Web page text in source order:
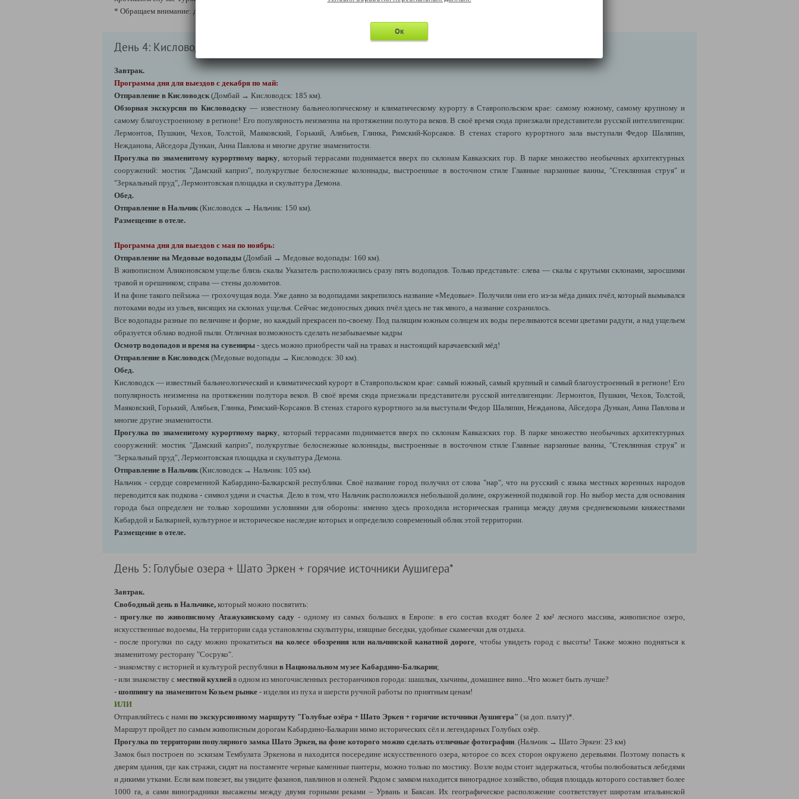
* Обращаем внимание: данная дополнительная экскурсия состоится при наборе группы от 10 человек.
День 4: Кисловодск
Завтрак.
Программа дня для выездов с декабря по май:
Отправление в Кисловодск(Домбай → Кисловодск: 185 км).
Обзорная экскурсия по Кисловодску — известному бальнеологическому и климатическому курорту в Ставропольском крае: самому южному, самому крупному и
самому благоустроенному в регионе! Его популярность неизменна на протяжении полутора веков. В своё время сюда приезжали представители русской интеллигенции:
Лермонтов, Пушкин, Чехов, Толстой, Маяковский, Горький, Алябьев, Глинка, Римский-Корсаков. В стенах старого курортного зала выступали Федор Шаляпин,
Нежданова, Айседора Дункан, Анна Павлова и многие другие знаменитости.
Прогулка по знаменитому курортному парку, который террасами поднимается вверх по склонам Кавказских гор. В парке множество необычных архитектурных
сооружений: мостик "Дамский каприз", полукруглые белоснежные колоннады, выстроенные в восточном стиле Главные нарзанные ванны, "Стеклянная струя" и
"Зеркальный пруд", Лермонтовская площадка и скульптура Демона.
Обед.
Отправление в Нальчик(Кисловодск → Нальчик: 150 км).
Размещение в отеле.
Программа дня для выездов с мая по ноябрь:
Отправление на Медовые водопады (Домбай → Медовые водопады: 160 км).
В живописном Аликоновском ущелье близь скалы Указатель расположились сразу пять водопадов. Только представьте: слева — скалы с крутыми склонами, заросшими
травой и орешником; справа — стены доломитов.
И на фоне такого пейзажа — грохочущая вода. Уже давно за водопадами закрепилось название «Медовые». Получили они его из-за мёда диких пчёл, который вымывался
потоками воды из ульев, висящих на склонах ущелья. Сейчас медоносных диких пчёл здесь не так много, а название сохранилось.
Все водопады разные по величине и форме, но каждый прекрасен по-своему. Под палящим южным солнцем их воды переливаются всеми цветами радуги, а над ущельем
образуется облако водной пыли. Отличная возможность сделать незабываемые кадры
Осмотр водопадов и время на сувениры - здесь можно приобрести чай на травах и настоящий карачаевский мёд!
Отправление в Кисловодск(Медовые водопады → Кисловодск: 30 км).
Обед.
Кисловодск — известный бальнеологический и климатический курорт в Ставропольском крае: самый южный, самый крупный и самый благоустроенный в регионе! Его
популярность неизменна на протяжении полутора веков. В своё время сюда приезжали представители русской интеллигенции: Лермонтов, Пушкин, Чехов, Толстой,
Маяковский, Горький, Алябьев, Глинка, Римский-Корсаков. В стенах старого курортного зала выступали Федор Шаляпин, Нежданова, Айседора Дункан, Анна Павлова и
многие другие знаменитости.
Прогулка по знаменитому курортному парку, который террасами поднимается вверх по склонам Кавказских гор. В парке множество необычных архитектурных
сооружений: мостик "Дамский каприз", полукруглые белоснежные колоннады, выстроенные в восточном стиле Главные нарзанные ванны, "Стеклянная струя" и
"Зеркальный пруд", Лермонтовская площадка и скульптура Демона.
Отправление в Нальчик(Кисловодск → Нальчик: 105 км).
Нальчик - сердце современной Кабардино-Балкарской республики. Своё название город получил от слова "нар", что на русский с языка местных коренных народов
переводится как подкова - символ удачи и счастья. Дело в том, что Нальчик расположился небольшой долине, окруженной подковой гор. Но выбор места для основания
города был определен не только хорошими условиями для обороны: именно здесь проходила историческая граница между двумя средневековыми княжествами
Кабардой и Балкарией, культурное и историческое наследие которых и определило современный облик этой территории.
Размещение в отеле.
День 5: Голубые озера + Шато Эркен + горячие источники Аушигера*
Завтрак.
Свободный день в Нальчике, который можно посвятить:
- прогулке по живописному Атажукинскому саду - одному из самых больших в Европе: в его состав входят более 2 км² лесного массива, живописное озеро,
искусственные водоемы, На территории сада установлены скульптуры, изящные беседки, удобные скамеечки для отдыха.
- после прогулки по саду можно прокатитьсяна колесе обозрения или нальчинской канатной дороге, чтобы увидеть город с высоты! Также можно подняться к
знаменитому ресторану "Сосруко".
- знакомству с историей и культурой республики в Национальном музее Кабардино-Балкарии;
- или знакомству с местной кухней в одном из многочисленных ресторанчиков города: шашлык, хычины, домашнее вино...Что может быть лучше?
- шоппингу на знаменитом Козьем рынке - изделия из пуха и шерсти ручной работы по приятным ценам!
ИЛИ
Отправляйтесь с нами по экскурсионному маршруту "Голубые озёра + Шато Эркен + горячие источники Аушигера" (за доп. плату)*.
Маршрут пройдет по самым живописным дорогам Кабардино-Балкарии мимо исторических сёл и легендарных Голубых озёр.
Прогулка по территории популярного замка Шато Эркен, на фоне которого можно сделать отличные фотографии. (Нальчик → Шато Эркен: 23 км)
Замок был построен по эскизам Тембулата Эркенова и находится посередине искусственного озера, которое со всех сторон окружено деревьями. Поэтому попасть к
дверям здания, где как стражи, сидят на постаменте черные каменные пантеры, можно только по мостику. Возле воды стоит задержаться, чтобы полюбоваться лебедями
и дикими утками. Если вам повезет, вы увидите фазанов, павлинов и оленей. Рядом с замком находится виноградное хозяйство, общая площадь которого составляет более
1000 га, а сами виноградники высажены между двумя горными реками – Урвань и Баксан. Их географическое расположение соответствует широтам итальянской
Ок